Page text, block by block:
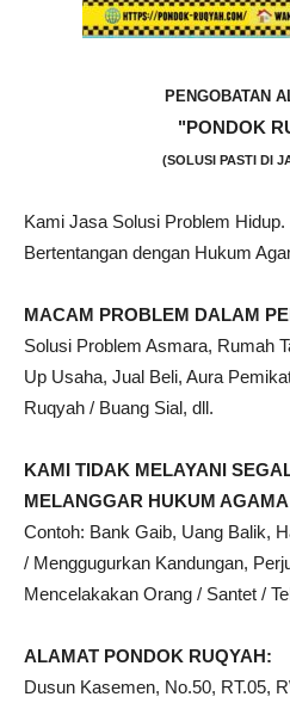
PENGOBATAN
"PONDOK
(SOLUSI PASTI DI
Kami Jasa Solusi Problem
Bertentangan dengan Hukum
MACAM PROBLEM DALAM
Solusi Problem Asmara, Rumah
Up Usaha, Jual Beli, Aura
Ruqyah / Buang Sial, dll.
KAMI TIDAK MELAYANI
MELANGGAR HUKUM
Contoh: Bank Gaib, Uang Balik,
/ Menggugurkan Kandungan,
Mencelakakan Orang / Santet /
ALAMAT PONDOK RUQYAH:
Dusun Kasemen, No.50, RT.05,